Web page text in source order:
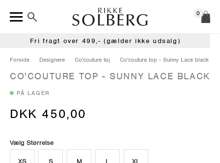
0
Fri fragt over 499,- (gælder ikke udsalg)
Forside Designere Co'couture tøj Co'couture top - Sunny Lace black
CO'COUTURE TOP - SUNNY LACE BLACK
PÅ LAGER
DKK 450,00
Vælg Størrelse